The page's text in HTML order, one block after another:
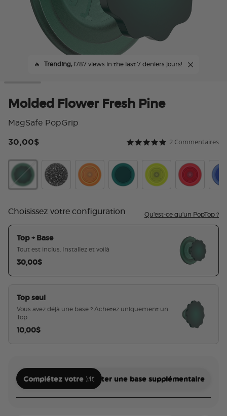
🔥 Trending,1787 views in the last 7 deniers jours!
Molded Flower Fresh Pine
MagSafe PopGrip
3,6 sur 5 Note du client
5.0 star rating2 Commentaires
30,00$
Choisissez votre configuration Qu'est-ce qu'un PopTop ?
Top + Base
Tout est inclus. Installez et voilà
30,00$
Top seul
Vous avez déjà une base ? Achetez uniquement un
Top
10,00$
Complétez votre kitAjouter une base supplémentaire